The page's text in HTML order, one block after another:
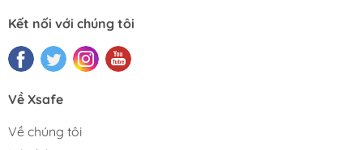
Kết nối với chúng tôi
Về Xsafe
Về chúng tôi